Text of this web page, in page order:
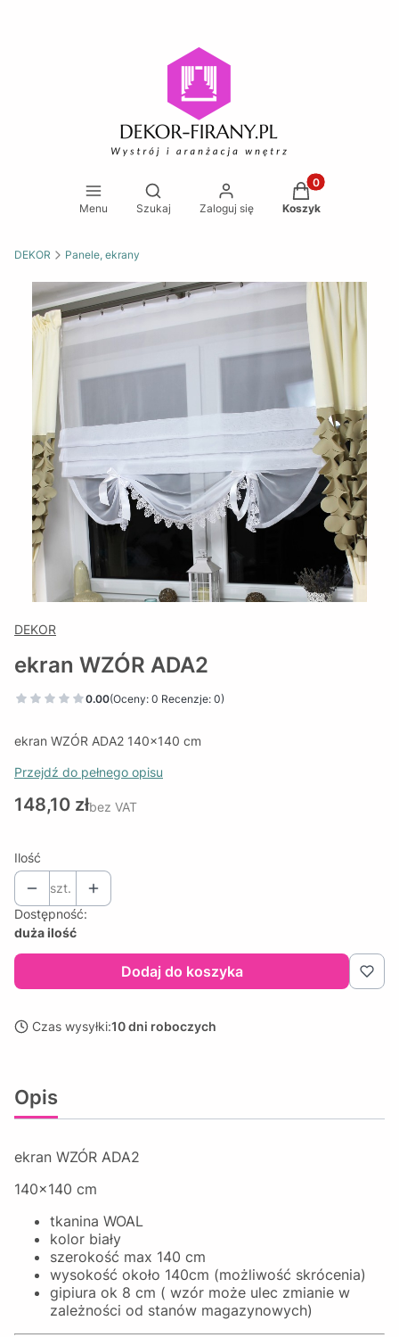
Menu
Otwórz wyszukiwarkę
Szukaj Zaloguj się
Produkty w
Koszyk
DEKOR Panele, ekrany
DEKOR
ekran WZÓR ADA2
0.00(Oceny: 0 Recenzje: 0)
ekran WZÓR ADA2 140x140 cm
Przejdź do pełnego opisu
Cena
148,10 złbez VAT
Ilość
szt.
Dostępność:
duża ilość
Dodaj do koszyka
Czas wysyłki:10 dni roboczych
Opis
ekran WZÓR ADA2
140x140 cm
tkanina WOAL
kolor biały
szerokość max 140 cm
wysokość około 140cm (możliwość skrócenia)
gipiura ok 8 cm ( wzór może ulec zmianie w
zależności od stanów magazynowych)